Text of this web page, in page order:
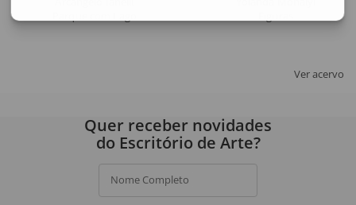
Ver acervo
Quer receber novidades
do Escritório de Arte?
Nome Completo